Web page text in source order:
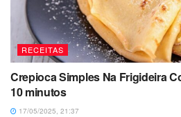
RECEITAS
Crepioca Simples Na Frigideira
10 minutos
17/05/2025, 21:37